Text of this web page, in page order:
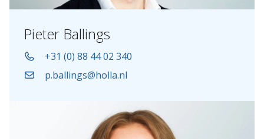
Pieter Ballings
+31 (0) 88 44 02 340
p.ballings@holla.nl